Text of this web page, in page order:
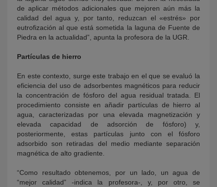
de aplicar métodos adicionales que mejoren aún más la
calidad del agua y, por tanto, reduzcan el «estrés» por
eutrofización al que está sometida la laguna de Fuente de
Piedra en la actualidad”, apunta la profesora de la UGR.
Partículas de hierro
En este contexto, surge este trabajo en el que se evaluó la
eficiencia del uso de adsorbentes magnéticos para reducir
la concentración de fósforo del agua residual tratada. El
procedimiento consiste en añadir partículas de hierro al
agua, caracterizadas por una elevada magnetización y
elevada capacidad de adsorción de fósforo) y,
posteriormente, estas partículas junto con el fósforo
adsorbido son retiradas del medio mediante separación
magnética de alto gradiente.
“Como resultado obtenemos, por un lado, un agua de
“mejor calidad” -indica la profesora-, y, por otro, se